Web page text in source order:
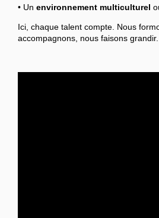
• Un environnement multiculturel
Ici, chaque talent compte. Nous
accompagnons, nous faisons grandir.